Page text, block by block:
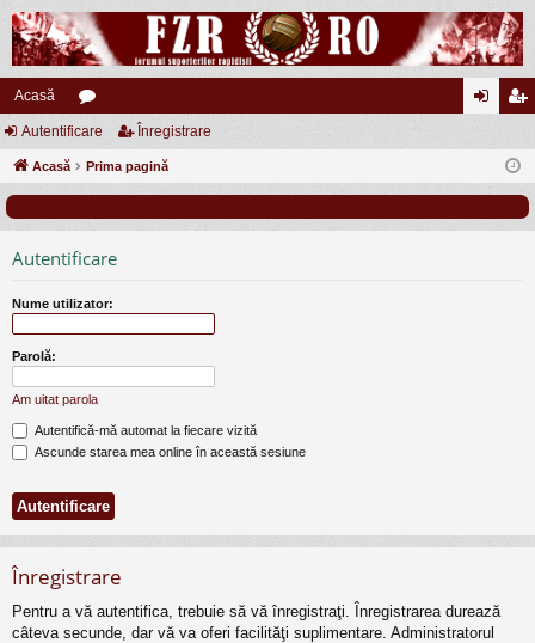
Acasă
or
u eg
Autentificare Înregistrare
Acasă Prima pagină
Autentificare
Nume utilizator:
Parolă:
Am uitat parola
Autentifică-mă automat la fiecare vizită
Ascunde starea mea online în această sesiune
Înregistrare
Pentru a vă autentifica, trebuie să vă înregistraţi. Înregistrarea durează
câteva secunde, dar vă va oferi facilităţi suplimentare. Administratorul